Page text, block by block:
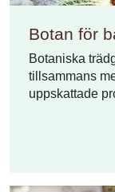
Botan för
Botaniska
tillsammans
uppskattade